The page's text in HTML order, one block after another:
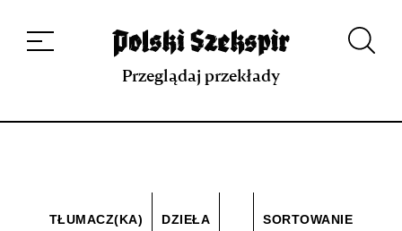
projekcie
Kontakt Indeks strony Aplikacja
Repozytorium XIX w.
Przeglądaj przekłady
TŁUMACZ(KA) DZIEŁA SORTOWANIE